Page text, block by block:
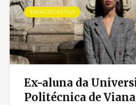
VIANA DO CASTELO
Ex-aluna da
Politécnica de Viana